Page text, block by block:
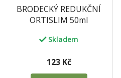
BRODECKÝ REDUKČNÍ
ORTISLIM 50ml
Skladem
123 Kč